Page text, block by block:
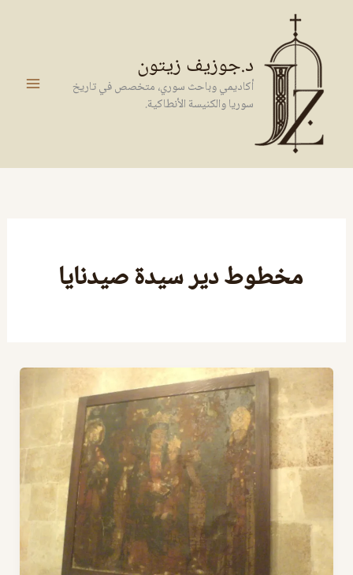
المحتوى
د.جوزيف زيتون
أكاديمي وباحث سوري، متخصص في تاريخ
سوريا والكنيسة الأنطاكية.
مخطوط دير سيدة صيدنايا